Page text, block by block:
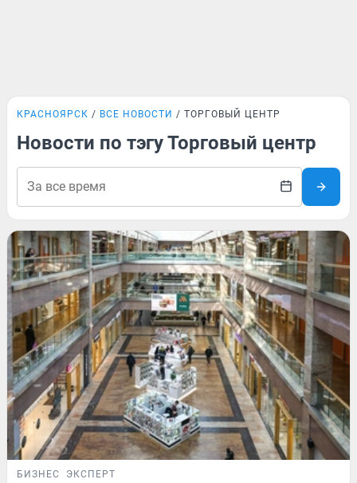
КРАСНОЯРСК ВСЕ НОВОСТИ ТОРГОВЫЙ ЦЕНТР
Новости по тэгу Торговый центр
БИЗНЕС ЭКСПЕРТ